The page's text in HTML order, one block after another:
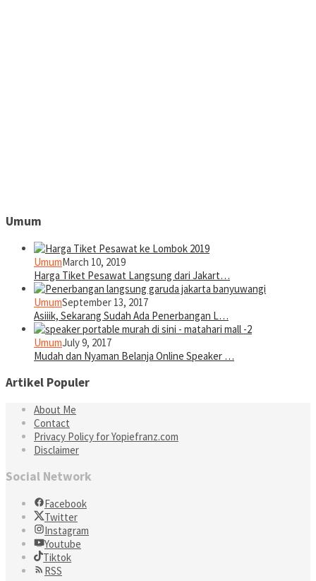
Umum
UmumMarch 10, 2019
Harga Tiket Pesawat Langsung dari Jakart…
UmumSeptember 13, 2017
Asiiik, Sekarang Sudah Ada Penerbangan L…
UmumJuly 9, 2017
Mudah dan Nyaman Belanja Online Speaker …
Artikel Populer
About Me
Contact
Privacy Policy for Yopiefranz.com
Disclaimer
Social Network
Facebook
Twitter
Instagram
Youtube
Tiktok
RSS